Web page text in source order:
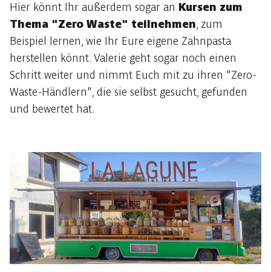
Hier könnt Ihr außerdem sogar an Kursen zum
Thema "Zero Waste" teilnehmen , zum
Beispiel lernen, wie Ihr Eure eigene Zahnpasta
herstellen könnt. Valerie geht sogar noch einen
Schritt weiter und nimmt Euch mit zu ihren "Zero-
Waste-Händlern", die sie selbst gesucht, gefunden
und bewertet hat.